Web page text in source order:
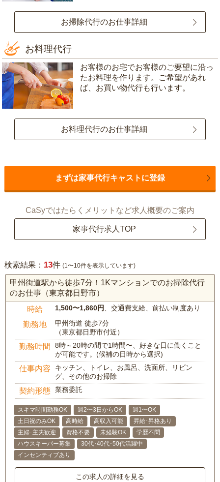
お掃除代行のお仕事詳細
お料理代行
お客様のお宅でお客様のご要望に沿っ
たお料理を作ります。ご希望があれ
ば、お買い物代行も行います。
お料理代行のお仕事詳細
まずは家事代行キャストに登録
CaSyではたらくメリットなど求人概要のご案内
家事代行求人TOP
検索結果： 13件 (1〜10件を表示しています)
甲州街道駅から徒歩7分！1Kマンションでのお掃除代行
のお仕事（東京都日野市）
時給 1,500〜1,860円 、交通費支給、前払い制度あり
勤務地
甲州街道 徒歩7分
（東京都日野市付近）
勤務時間
8時～20時の間で1時間〜、好きな日に働くこと
が可能です。(候補の日時から選択)
仕事内容
キッチン、トイレ、お風呂、洗面所、リビン
グ、その他のお掃除
契約形態 業務委託
スキマ時間勤務OK 週2〜3日からOK
週1〜OK
土日祝のみOK
高時給 高収入可能
昇給･昇格あり
主婦･主夫歓迎
資格不要 未経験OK
学歴不問
ハウスキーパー募集
30代･40代･50代活躍中
インセンティブあり
この求人の詳細を見る